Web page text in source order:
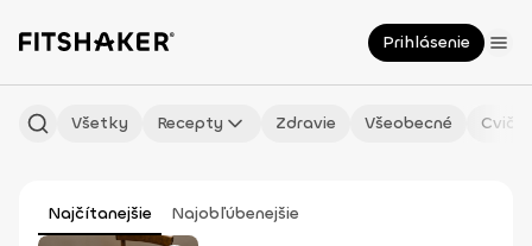
Prihlásenie
Všetky Recepty Zdravie Všeobecné
Najčítanejšie Najobľúbenejšie